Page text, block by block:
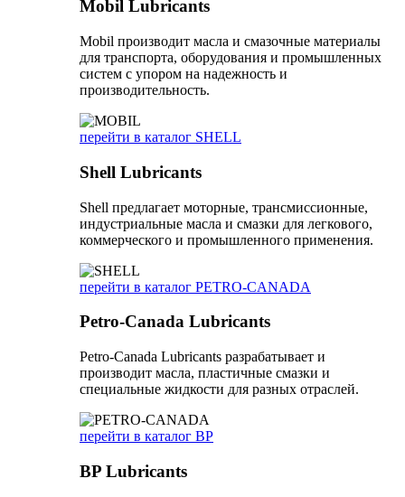
Mobil Lubricants
Mobil производит масла и смазочные материалы
для транспорта, оборудования и промышленных
систем с упором на надежность и
производительность.
перейти в каталог SHELL
Shell Lubricants
Shell предлагает моторные, трансмиссионные,
индустриальные масла и смазки для легкового,
коммерческого и промышленного применения.
перейти в каталог PETRO-CANADA
Petro-Canada Lubricants
Petro-Canada Lubricants разрабатывает и
производит масла, пластичные смазки и
специальные жидкости для разных отраслей.
перейти в каталог BP
BP Lubricants